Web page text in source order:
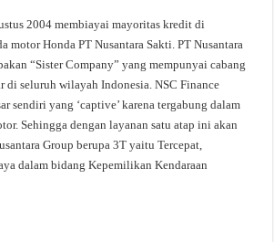
2004 membiayai mayoritas kredit di
motor Honda PT Nusantara Sakti. PT Nusantara
“Sister Company” yang mempunyai cabang
di seluruh wilayah Indonesia. NSC Finance
sendiri yang ‘captive’ karena tergabung dalam
Sehingga dengan layanan satu atap ini akan
Group berupa 3T yaitu Tercepat,
dalam bidang Kepemilikan Kendaraan